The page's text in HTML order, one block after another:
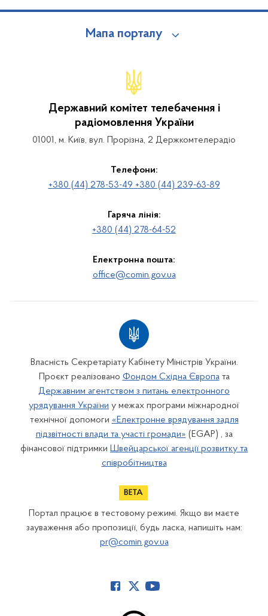
Мапа порталу
Державний комітет телебачення і
радіомовлення України
01001, м. Київ, вул. Прорізна, 2 Держкомтелерадіо
Телефони:
+380 (44) 278-53-49 +380 (44) 239-63-89
Гаряча лінія:
+380 (44) 278-64-52
Електронна пошта:
office@comin.gov.ua
Власність Секретаріату Кабінету Міністрів України.
Проєкт реалізовано Фондом Східна Європата
Державним агентством з питань електронного
урядування України у межах програми міжнародної
технічної допомоги «Електронне врядування задля
підзвітності влади та участі громади» (EGAP) , за
фінансової підтримки Швейцарської агенції розвитку та
співробітництва
Портал працює в тестовому режимі. Якщо ви маєте
зауваження або пропозиції, будь ласка, напишіть нам:
pr@comin.gov.ua